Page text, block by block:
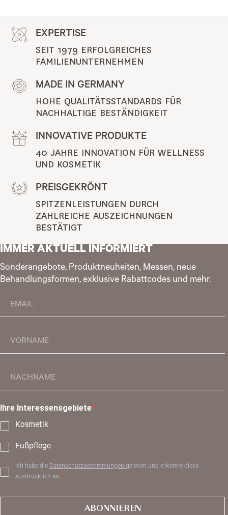
EXPERTISE
SEIT 1979 ERFOLGREICHES
FAMILIENUNTERNEHMEN
MADE IN GERMANY
HOHE QUALITÄTSSTANDARDS FÜR
NACHHALTIGE BESTÄNDIGKEIT
INNOVATIVE PRODUKTE
40 JAHRE INNOVATION FÜR WELLNESS
UND KOSMETIK
PREISGEKRÖNT
SPITZENLEISTUNGEN DURCH
ZAHLREICHE AUSZEICHNUNGEN
BESTÄTIGT
IMMER AKTUELL INFORMIERT
Sonderangebote, Produktneuheiten, Messen, neue
Behandlungsformen, exklusive Rabattcodes und mehr.
Ihre Interessensgebiete
Kosmetik
Fußpflege
Ich habe die Datenschutzbestimmungengelesen und erkenne diese
ausdrücklich an.
ABONNIEREN